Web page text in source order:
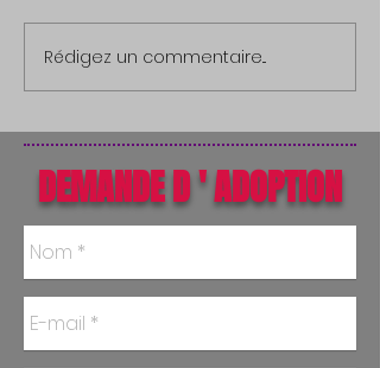
Rédigez un commentaire...
DEMANDE D ' ADOPTION